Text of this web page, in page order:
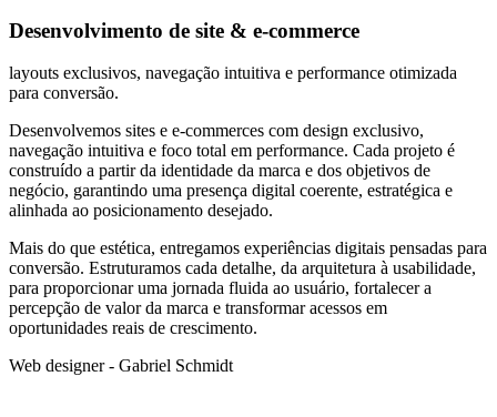
Desenvolvimento de site & e-commerce
layouts exclusivos, navegação intuitiva e performance otimizada
para conversão.
Desenvolvemos sites e e-commerces com design exclusivo,
navegação intuitiva e foco total em performance. Cada projeto é
construído a partir da identidade da marca e dos objetivos de
negócio, garantindo uma presença digital coerente, estratégica e
alinhada ao posicionamento desejado.
Mais do que estética, entregamos experiências digitais pensadas para
conversão. Estruturamos cada detalhe, da arquitetura à usabilidade,
para proporcionar uma jornada fluida ao usuário, fortalecer a
percepção de valor da marca e transformar acessos em
oportunidades reais de crescimento.
Web designer - Gabriel Schmidt